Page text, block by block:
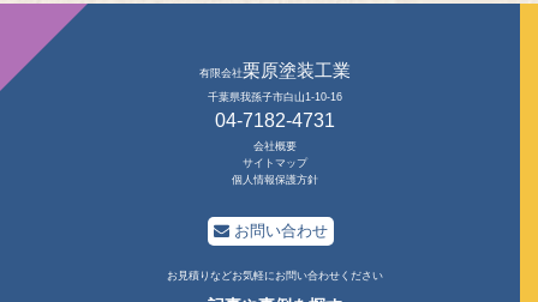
有限会社栗原塗装工業
千葉県我孫子市白山1-10-16
04-7182-4731
会社概要
サイトマップ
個人情報保護方針
お問い合わせ
お見積りなどお気軽にお問い合わせください